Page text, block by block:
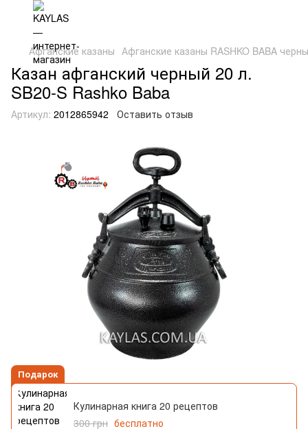
Афганские казаны Афганские казаны RASHKO BABA
Казан афганский черный 20 л.
SB20-S Rashko Baba
Артикул: 2012865942 Оставить отзыв
Подарок
Кулинарная книга 20 рецептов
300 грн бесплатно